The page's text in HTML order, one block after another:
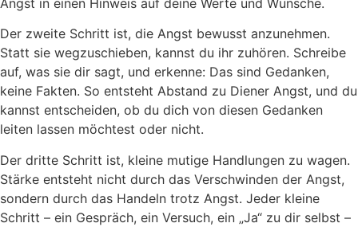
Der zweite Schritt ist, die Angst bewusst anzunehmen.
Statt sie wegzuschieben, kannst du ihr zuhören. Schreibe
auf, was sie dir sagt, und erkenne: Das sind Gedanken,
keine Fakten. So entsteht Abstand zu Diener Angst, und du
kannst entscheiden, ob du dich von diesen Gedanken
leiten lassen möchtest oder nicht.
Der dritte Schritt ist, kleine mutige Handlungen zu wagen.
Stärke entsteht nicht durch das Verschwinden der Angst,
sondern durch das Handeln trotz Angst. Jeder kleine
Schritt – ein Gespräch, ein Versuch, ein „Ja“ zu dir selbst –